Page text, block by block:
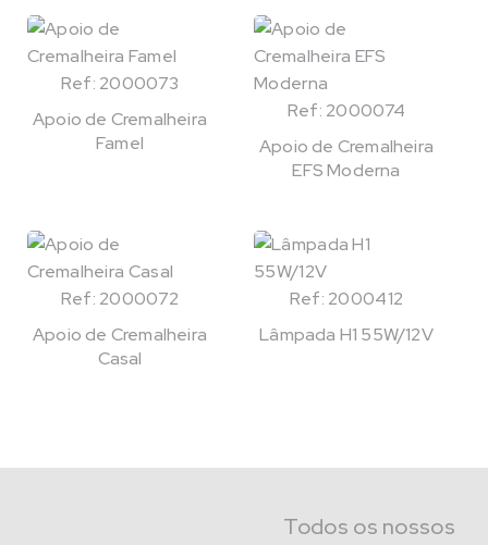
Ref: 2000073
Apoio de Cremalheira
Famel
Ref: 2000074
Apoio de Cremalheira
EFS Moderna
Ref: 2000072
Apoio de Cremalheira
Casal
Ref: 2000412
Lâmpada H1 55W/12V
Todos os nossos